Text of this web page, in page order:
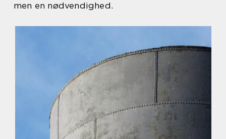
men en nødvendighed.